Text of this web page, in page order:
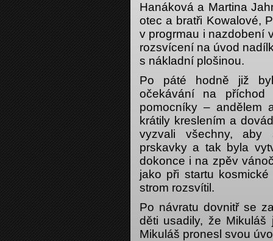
Hanáková a Martina
otec a bratři Kowalové,
v progrmau i nazdobení
rozsvícení na úvod
s nákladní plošinou.
Po páté hodně již
očekávání na příchod
pomocníky – andělem
krátily kreslením a
vyzvali všechny, aby
prskavky a tak byla
dokonce i na zpěv
jako při startu
strom rozsvítil.
Po návratu dovnitř se
děti usadily, že
Mikuláš pronesl svou